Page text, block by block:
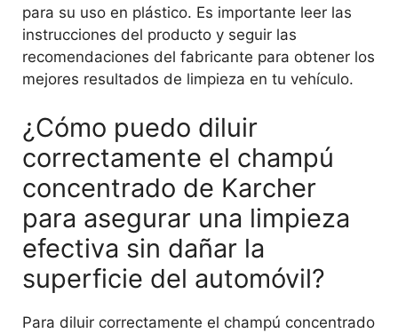
para su uso en plástico. Es importante leer las
instrucciones del producto y seguir las
recomendaciones del fabricante para obtener los
mejores resultados de limpieza en tu vehículo.
¿Cómo puedo diluir
correctamente el champú
concentrado de Karcher
para asegurar una limpieza
efectiva sin dañar la
superficie del automóvil?
Para diluir correctamente el champú concentrado